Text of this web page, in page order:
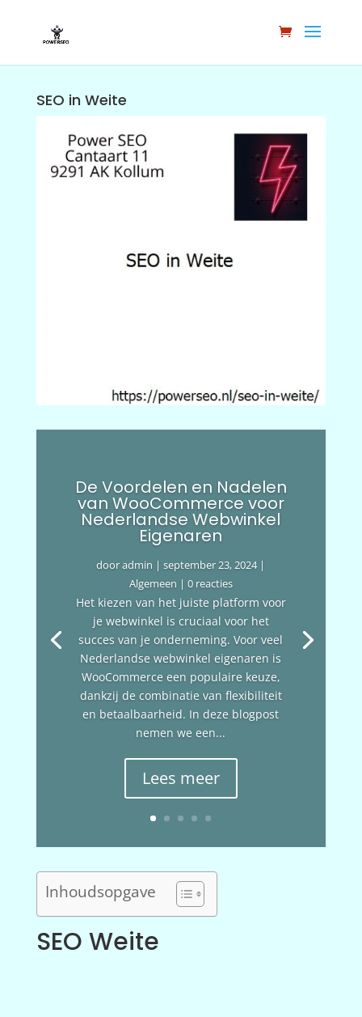
SEO in Weite
De Voordelen en Nadelen
van WooCommerce voor
Nederlandse Webwinkel
Eigenaren
dooradmin |september 23, 2024|
Algemeen | 0 reacties
Het kiezen van het juiste platform voor
je webwinkel is cruciaal voor het
succes van je onderneming. Voor veel
Nederlandse webwinkel eigenaren is
WooCommerce een populaire keuze,
dankzij de combinatie van flexibiliteit
en betaalbaarheid. In deze blogpost
nemen we een...
Lees meer
Inhoudsopgave
SEO Weite